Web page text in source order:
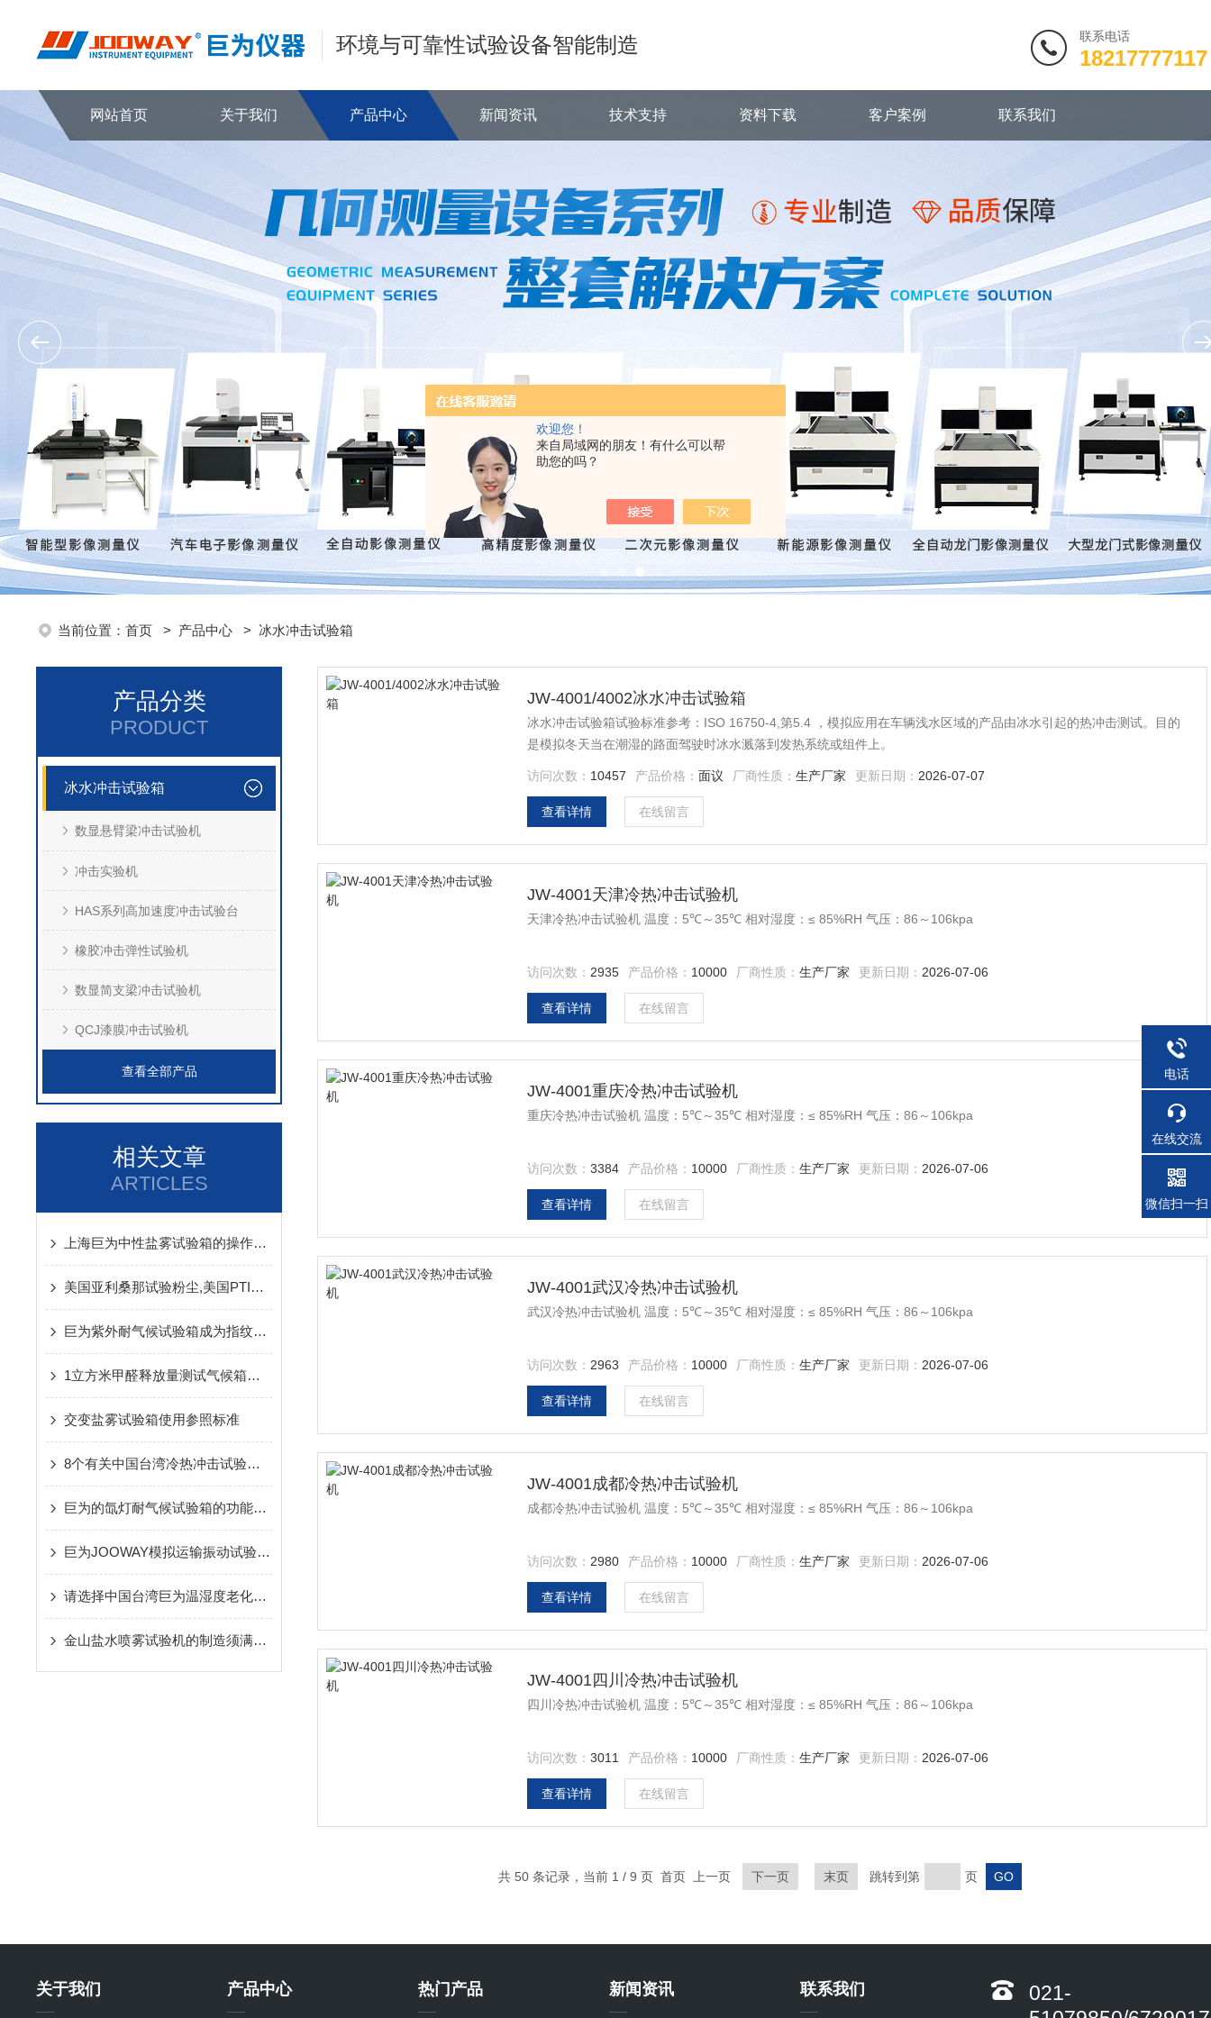
欢迎您！
来自局域网的朋友！有什么可以帮
助您的吗？
环境与可靠性试验设备智能制造 联系电话
18217777117
网站首页 关于我们 产品中心 新闻资讯 技术支持 资料下载 客户案例 联系我们
当前位置： 首页 > 产品中心 > 冰水冲击试验箱
产品分类
PRODUCT
冰水冲击试验箱
数显悬臂梁冲击试验机
冲击实验机
HAS系列高加速度冲击试验台
橡胶冲击弹性试验机
数显简支梁冲击试验机
QCJ漆膜冲击试验机
查看全部产品
相关文章
ARTICLES
上海巨为中性盐雾试验箱的操作步骤讲解
美国亚利桑那试验粉尘,美国PTI公司试验粉尘，ISO12103试验粉尘全国
巨为紫外耐气候试验箱成为指纹识别行业品牌产品
1立方米甲醛释放量测试气候箱标准
交变盐雾试验箱使用参照标准
8个有关中国台湾冷热冲击试验箱的问与答
巨为的氙灯耐气候试验箱的功能有哪些
巨为JOOWAY模拟运输振动试验台的操作步骤
请选择中国台湾巨为温湿度老化试验箱
金山盐水喷雾试验机的制造须满足这几点方可使用
JW-4001/4002冰水冲击试验箱
冰水冲击试验箱试验标准参考：ISO 16750-4,第5.4 ，模拟应用在车辆浅水区域的产品由冰水引起的热冲击测试。目的
是模拟冬天当在潮湿的路面驾驶时冰水溅落到发热系统或组件上。
访问次数： 10457 产品价格： 面议 厂商性质： 生产厂家 更新日期： 2026-07-07
查看详情 在线留言
JW-4001天津冷热冲击试验机
天津冷热冲击试验机 温度：5℃～35℃ 相对湿度：≤ 85%RH 气压：86～106kpa
访问次数： 2935 产品价格： 10000 厂商性质： 生产厂家 更新日期： 2026-07-06
查看详情 在线留言
JW-4001重庆冷热冲击试验机
重庆冷热冲击试验机 温度：5℃～35℃ 相对湿度：≤ 85%RH 气压：86～106kpa
访问次数： 3384 产品价格： 10000 厂商性质： 生产厂家 更新日期： 2026-07-06
查看详情 在线留言
JW-4001武汉冷热冲击试验机
武汉冷热冲击试验机 温度：5℃～35℃ 相对湿度：≤ 85%RH 气压：86～106kpa
访问次数： 2963 产品价格： 10000 厂商性质： 生产厂家 更新日期： 2026-07-06
查看详情 在线留言
JW-4001成都冷热冲击试验机
成都冷热冲击试验机 温度：5℃～35℃ 相对湿度：≤ 85%RH 气压：86～106kpa
访问次数： 2980 产品价格： 10000 厂商性质： 生产厂家 更新日期： 2026-07-06
查看详情 在线留言
JW-4001四川冷热冲击试验机
四川冷热冲击试验机 温度：5℃～35℃ 相对湿度：≤ 85%RH 气压：86～106kpa
访问次数： 3011 产品价格： 10000 厂商性质： 生产厂家 更新日期： 2026-07-06
查看详情 在线留言
共 50 条记录，当前 1 / 9 页 首页 上一页 下一页 末页 跳转到第 页
关于我们 产品中心 热门产品 新闻资讯 联系我们
021-
电话
在线交流
微信扫一扫